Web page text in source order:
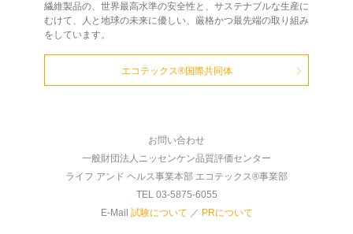
繊維製品の、世界最高水準の安全性と、サステナブルな生産に
むけて、人と地球の未来に優しい、厳格かつ最先端の取り組み
をしています。
エコテックス®国際共同体
お問い合わせ
一般財団法人ニッセンケン品質評価センター
ライフ アンド ヘルス事業本部 エコテックス®事業部
TEL 03-5875-6055
E-Mail 試験について ／ PRについて